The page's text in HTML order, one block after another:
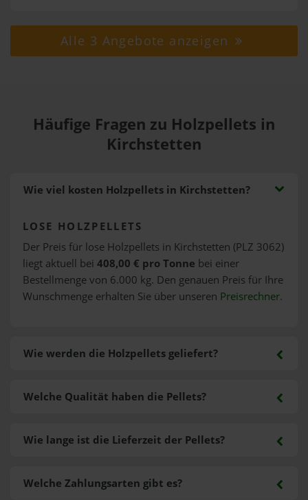
Alle 3 Angebote anzeigen
Häufige Fragen zu Holzpellets in
Kirchstetten
Wie viel kosten Holzpellets in Kirchstetten?
LOSE HOLZPELLETS
Der Preis für lose Holzpellets in Kirchstetten (PLZ 3062)
liegt aktuell bei 408,00 € pro Tonne bei einer
Bestellmenge von 6.000 kg. Den genauen Preis für Ihre
Wunschmenge erhalten Sie über unseren Preisrechner.
Wie werden die Holzpellets geliefert?
Welche Zahlungsarten gibt es?
Welche Qualität haben die Pellets?
Wie lange ist die Lieferzeit der Pellets?